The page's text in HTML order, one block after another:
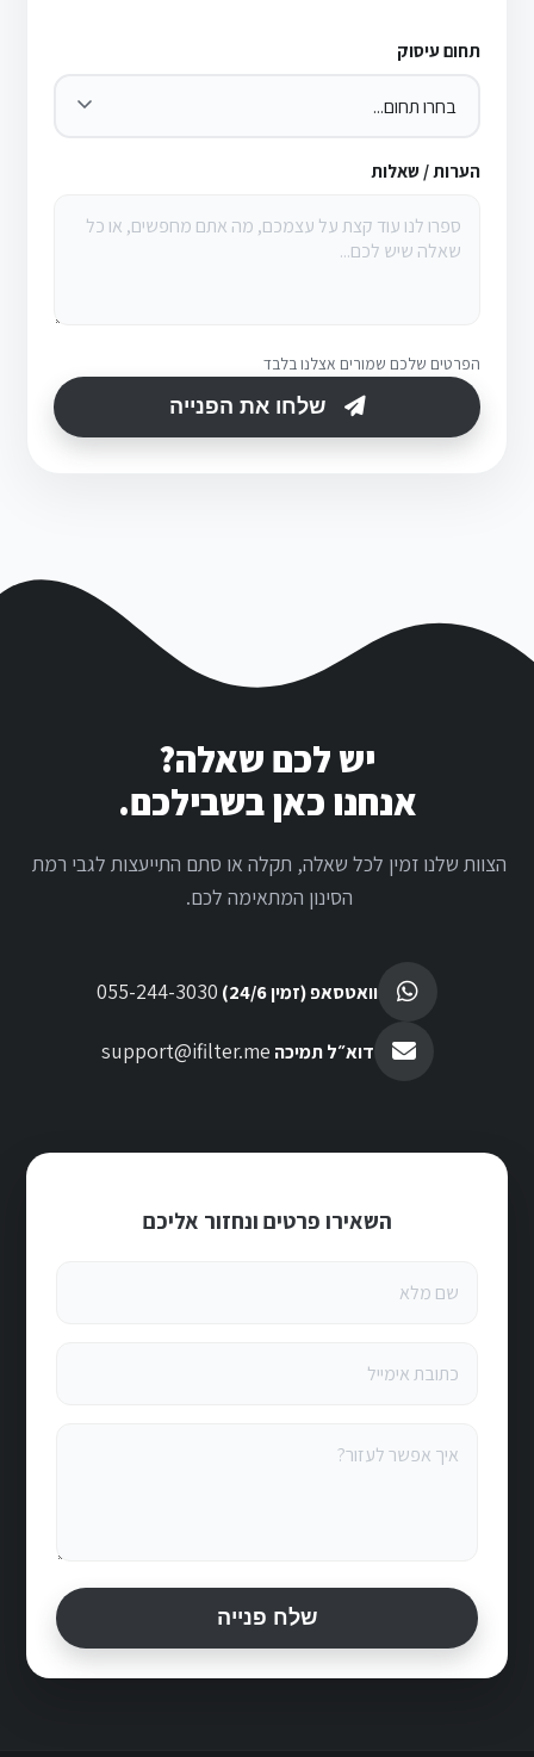
תחום עיסוק
הערות / שאלות
הפרטים שלכם שמורים אצלנו בלבד
יש לכם שאלה?
אנחנו כאן בשבילכם.
הצוות שלנו זמין לכל שאלה, תקלה או סתם התייעצות לגבי רמת
הסינון המתאימה לכם.
וואטסאפ (זמין 24/6) 055-244-3030
דוא״ל תמיכה support@ifilter.me
השאירו פרטים ונחזור אליכם
שלח פנייה